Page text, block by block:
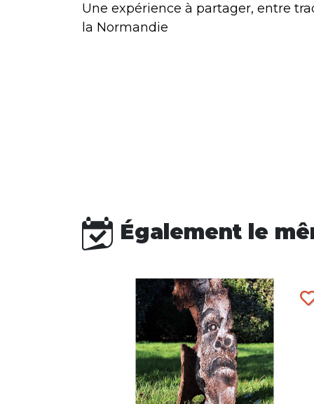
Une expérience à partager, entre
la Normandie
Également le